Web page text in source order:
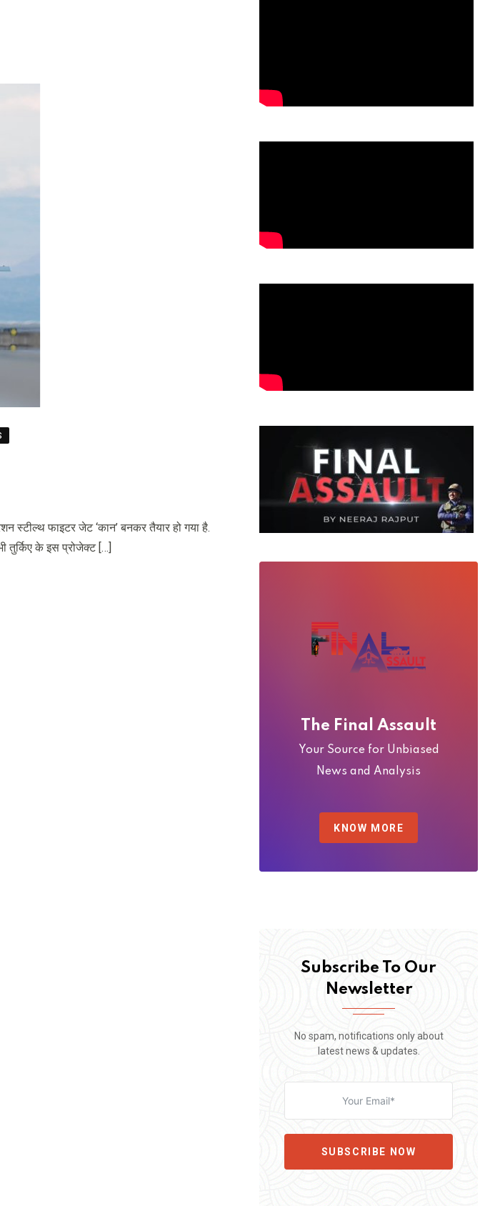
स्टील्थ फाइटर जेट ‘कान’ बनकर तैयार हो गया है.
तुर्किए के इस प्रोजेक्ट […]
The Final Assault
Your Source for Unbiased
News and Analysis
KNOW MORE
Subscribe To Our
Newsletter
No spam, notifications only about
latest news & updates.
SUBSCRIBE NOW